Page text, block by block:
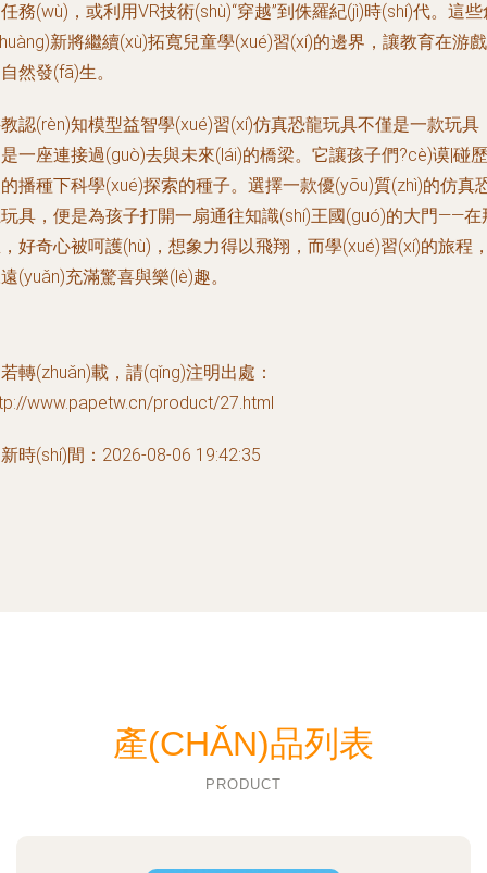
務(wù)，或利用VR技術(shù)“穿越”到侏羅紀(jì)時(shí)代。這些
新將繼續(xù)拓寬兒童學(xué)習(xí)的邊界，讓教育在游戲
然發(fā)生。
認(rèn)知模型益智學(xué)習(xí)仿真恐龍玩具不僅是一款玩具
一座連接過(guò)去與未來(lái)的橋梁。它讓孩子們?cè)谟|碰歷
播種下科學(xué)探索的種子。選擇一款優(yōu)質(zhì)的仿真
具，便是為孩子打開一扇通往知識(shí)王國(guó)的大門——在
好奇心被呵護(hù)，想象力得以飛翔，而學(xué)習(xí)的旅程
(yuǎn)充滿驚喜與樂(lè)趣。
轉(zhuǎn)載，請(qǐng)注明出處：
www.papetw.cn/product/27.html
時(shí)間：2026-08-06 19:42:35
產(CHǍN)品列表
PRODUCT